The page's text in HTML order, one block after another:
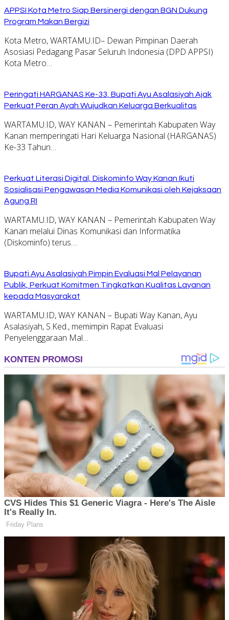
APPSI Kota Metro Siap Bersinergi dengan BGN Dukung
Program Makan Bergizi
Kota Metro, WARTAMU.ID– Dewan Pimpinan Daerah
Asosiasi Pedagang Pasar Seluruh Indonesia (DPD APPSI)
Kota Metro…
Peringati HARGANAS Ke-33, Bupati Ayu Asalasiyah Ajak
Perkuat Peran Ayah Wujudkan Keluarga Berkualitas
WARTAMU.ID, WAY KANAN – Pemerintah Kabupaten Way
Kanan memperingati Hari Keluarga Nasional (HARGANAS)
Ke-33 Tahun…
Perkuat Literasi Digital, Diskominfo Way Kanan Ikuti
Sosialisasi Pengawasan Media Komunikasi oleh Kejaksaan
Agung RI
WARTAMU.ID, WAY KANAN – Pemerintah Kabupaten Way
Kanan melalui Dinas Komunikasi dan Informatika
(Diskominfo) terus…
Bupati Ayu Asalasiyah Pimpin Evaluasi Mal Pelayanan
Publik, Perkuat Komitmen Tingkatkan Kualitas Layanan
kepada Masyarakat
WARTAMU.ID, WAY KANAN – Bupati Way Kanan, Ayu
Asalasiyah, S.Ked., memimpin Rapat Evaluasi
Penyelenggaraan Mal…